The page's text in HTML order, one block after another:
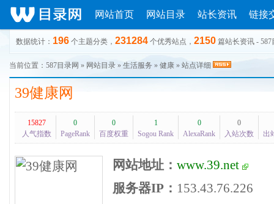
网站首页 网站目录 站长资讯 链接
数据统计： 196 个主题分类， 231284 个优秀站点， 2150 篇站长资讯 - 587
当前位置： 587目录网 » 网站目录 » 生活服务 » 健康 » 站点详细
39健康网
15827
人气指数
0
PageRank
0
百度权重
1
Sogou Rank
0
AlexaRank
0
入站次数
出
网站地址： www.39.net
服务器IP： 153.43.76.226